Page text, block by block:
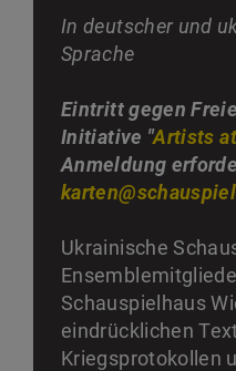
In deutscher und
Sprache
Eintritt gegen
Initiative "Artists
Anmeldung
Ukrainische
Schauspielhaus
eindrücklichen
Kriegsprotokollen